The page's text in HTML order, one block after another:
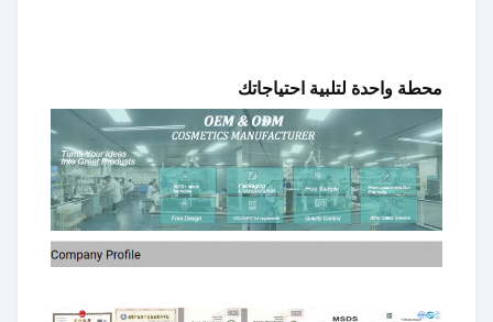
محطة واحدة لتلبية احتياجاتك